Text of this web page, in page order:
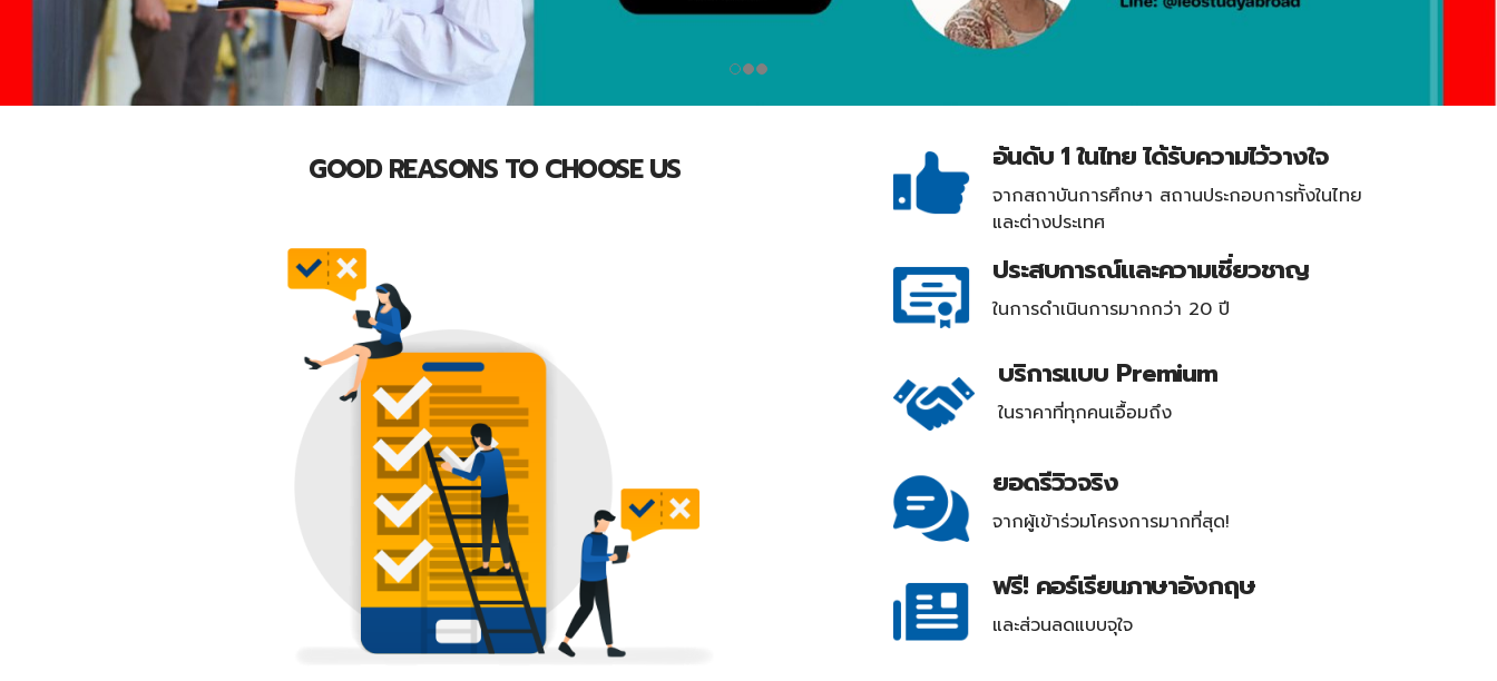
GOOD REASONS TO CHOOSE US อันดับ 1 ในไทย ได้รับความไว้วางใจ
จากสถาบันการศึกษา สถานประกอบการทั้งในไทย
และต่างประเทศ
ประสบการณ์และความเชี่ยวชาญ
ในการดำเนินการมากกว่า 20 ปี
บริการแบบ Premium
ในราคาที่ทุกคนเอื้อมถึง
ยอดรีวิวจริง
จากผู้เข้าร่วมโครงการมากที่สุด!
ฟรี! คอร์เรียนภาษาอังกฤษ
และส่วนลดแบบจุใจ